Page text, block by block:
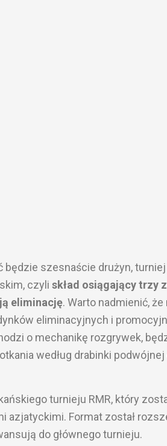
szesnaście drużyn, turniej
czyli skład osiągający trzy
eliminację. Warto nadmienić,
eliminacyjnych i
o mechanikę rozgrywek,
według drabinki
turnieju RMR, który
azjatyckimi. Format został
do głównego turnieju.